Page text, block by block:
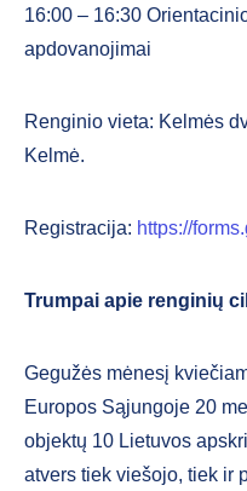
16:00 – 16:30
apdovanojimai
Renginio vieta: Kelmės
Kelmė.
Registracija: https://
Trumpai apie renginių
Gegužės mėnesį
Europos Sąjungoje 20
objektų 10 Lietuvos
atvers tiek viešojo, tiek ir